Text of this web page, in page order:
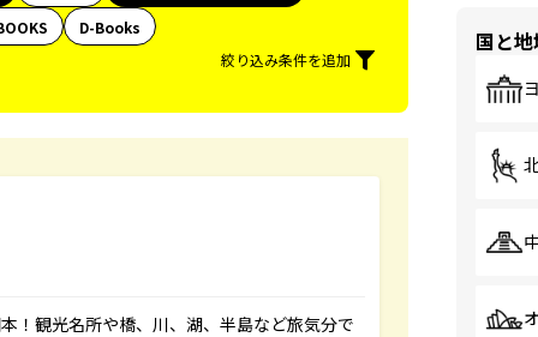
D-Books
絞り込み条件を追加
！観光名所や橋、川、湖、半島など旅気分で
国と